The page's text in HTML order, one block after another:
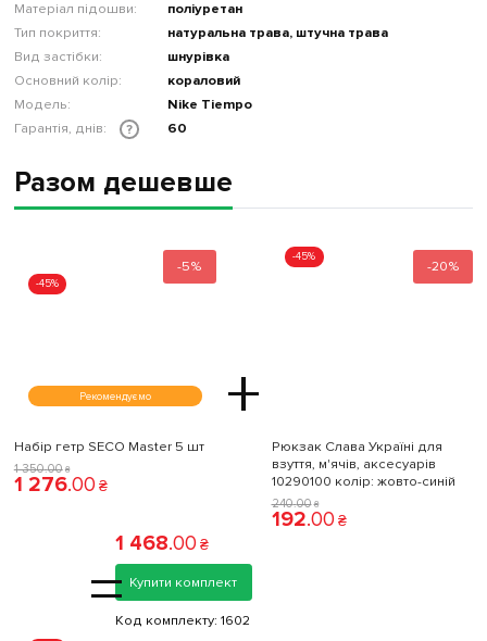
Матеріал підошви:
поліуретан
Тип покриття:
натуральна трава, штучна трава
Вид застібки:
шнурівка
Основний колір:
кораловий
Модель:
Nike Tiempo
Гарантія, днів:
? 60
Разом дешевше
-5%
Рекомендуємо
-45%
+
Набір гетр SECO Master 5 шт
1 350.00 ₴
1 276.00 ₴
-20%
-45%
Рюкзак Слава Україні для
взуття, м'ячів, аксесуарів
10290100 колiр: жовто-синій
240.00 ₴
192.00 ₴
=
1 468.00 ₴
Купити комплект
Код комплекту: 1602